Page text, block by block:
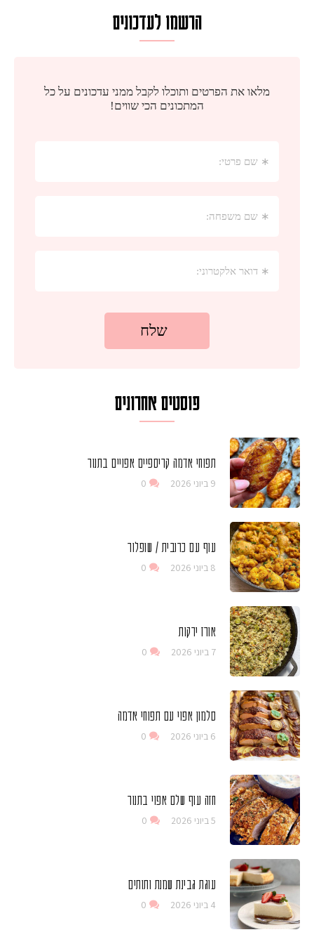
הרשמו לעדכונים
פוסטים אחרונים
תפוחי אדמה קריספיים אפויים בתנור
9 ביוני 2026 0
עוף עם כרובית / שופלור
8 ביוני 2026 0
אורז ירקות
7 ביוני 2026 0
סלמון אפוי עם תפוחי אדמה
6 ביוני 2026 0
חזה עוף שלם אפוי בתנור
5 ביוני 2026 0
עוגת גבינת שמנת ותותים
4 ביוני 2026 0